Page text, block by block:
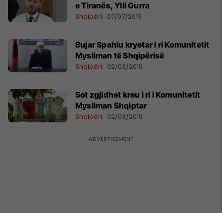
e Tiranës, Ylli Gurra
Shqipëri 07/07/2019
Bujar Spahiu kryetar i ri Komunitetit
Mysliman të Shqipërisë
Shqipëri 02/03/2019
Sot zgjidhet kreu i ri i Komunitetit
Mysliman Shqiptar
Shqipëri 02/03/2019